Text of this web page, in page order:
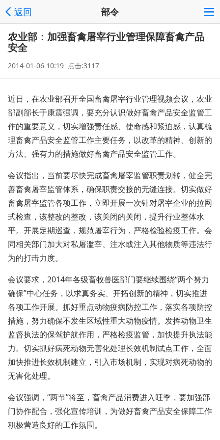
返回 部令
农业部：加强畜禽屠宰行业管理保障畜禽产品
安全
2014-01-06 10:19 点击:3117
近日，在农业部召开全国畜禽屠宰行业管理视频会议，农业
部副部长于康震强调，要充分认识做好畜禽产品安全监管工
作的重要意义，切实增强责任感、使命感和紧迫感，认真梳
理畜禽产品安全监管工作主要任务，以改革的精神、创新的
方法、强有力的措施做好畜禽产品安全监管工作。
会议指出，当前要尽快完成畜禽屠宰监管职责划转，健全完
善畜禽屠宰监管体系，确保职责交接的无缝连接。切实做好
畜禽屠宰监管各项工作，立即开展一次针对屠宰企业的拉网
式检查，该整改的整改，该关闭的关闭，提升行业整体水
平。开展定期巡查，规范屠宰行为，严格检验检疫工作。会
同相关部门加大对私屠滥宰、注水或注入其他物质等违法行
为的打击力度。
会议要求，2014年各级畜牧兽医部门要继续围绕“两个努力
确保”中心任务，以求真务实、开拓创新的精神，切实推进
各项工作开展。抓好重点动物疫病防控工作，落实各项防控
措施，努力确保不发生区域性重大动物疫情。发挥动物卫生
监督执法的保驾护航作用，严格检疫监管，加快提升执法能
力。切实抓好病死动物无害化处理长效机制试点工作，全面
加快推进长效机制建立，引入市场机制，实现对病死动物的
无害化处理。
会议强调，“两节”将至，畜禽产品消费进入旺季，要加强部
门协作配合，强化宣传培训，为做好畜禽产品安全保障工作
积极营造良好的工作氛围。